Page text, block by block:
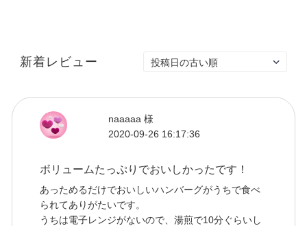
新着レビュー
naaaaa 様
2020-09-26 16:17:36
ボリュームたっぷりでおいしかったです！
あっためるだけでおいしいハンバーグがうちで食べ
られてありがたいです。
うちは電子レンジがないので、湯煎で10分ぐらいし